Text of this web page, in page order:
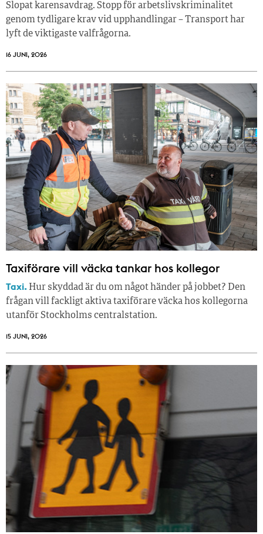
Slopat karensavdrag. Stopp för arbetslivskriminalitet
genom tydligare krav vid upphandlingar – Transport har
lyft de viktigaste valfrågorna.
16 JUNI, 2026
Taxiförare vill väcka tankar hos kollegor
Taxi. Hur skyddad är du om något händer på jobbet? Den
frågan vill fackligt aktiva taxiförare väcka hos kollegorna
utanför Stockholms centralstation.
15 JUNI, 2026